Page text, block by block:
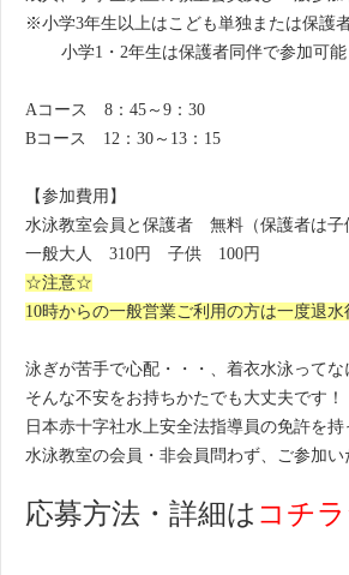
※小学3年生以上はこども単独または保護
小学1・2年生は保護者同伴で参加可能
Aコース 8：45～9：30
Bコース 12：30～13：15
【参加費用】
水泳教室会員と保護者 無料（保護者は子
一般大人 310円 子供 100円
☆注意☆
10時からの一般営業ご利用の方は一度退水
泳ぎが苦手で心配・・・、着衣水泳ってな
そんな不安をお持ちかたでも大丈夫です！
日本赤十字社水上安全法指導員の免許を
水泳教室の会員・非会員問わず、ご参加
応募方法・詳細は コチ